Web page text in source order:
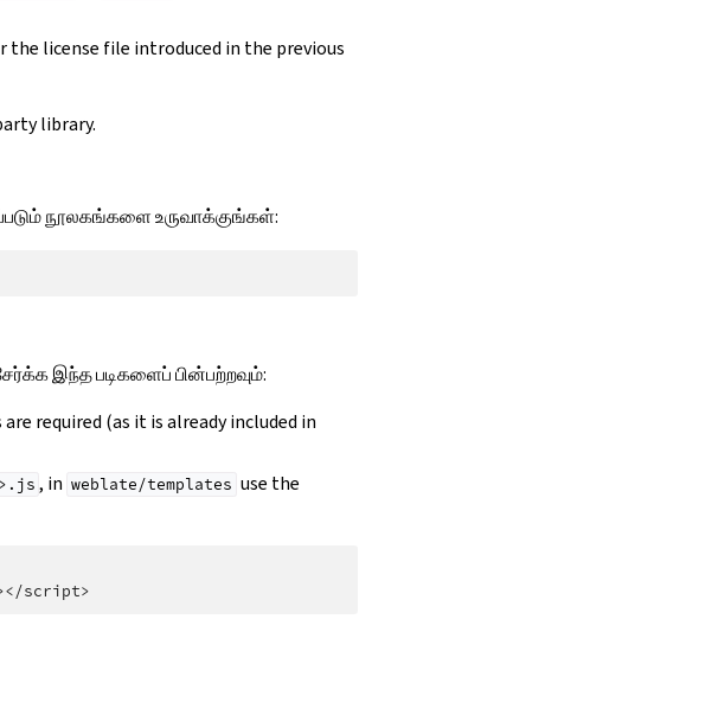
the license file introduced in the previous
library.
நூலகங்களை உருவாக்குங்கள்:
இந்த படிகளைப் பின்பற்றவும்:
required (as it is already included in
, in weblate/templates use the
script>